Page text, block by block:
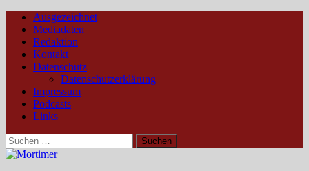
Ausgezeichnet
Mediadaten
Redaktion
Kontakt
Datenschutz
Datenschutzerklärung
Impressum
Podcasts
Links
Suchen
nach: